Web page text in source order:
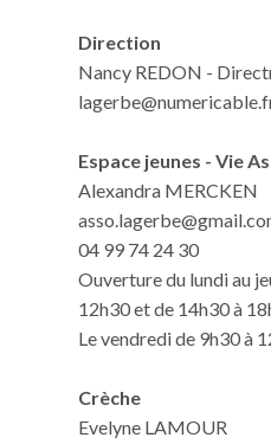
Direction
Nancy REDON -
Espace jeunes - Vie
Alexandra MERCKEN
04 99 74 24 30
Ouverture du lundi au
12h30 et de 14h30 à
Le vendredi de 9h30 à
Crèche
Evelyne LAMOUR